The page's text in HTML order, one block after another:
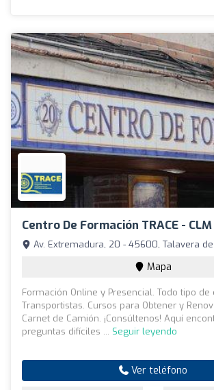
Centro De Formación TRACE - CLM
Av. Extremadura, 20 - 45600, Talavera
Mapa
Formación Online y Presencial. Todo tipo de
Transportistas. Cursos para Obtener y
Carnet de Camión. ¡Consúltenos! Aquí
preguntas difíciles ... Seguir leyendo
Ver teléfono